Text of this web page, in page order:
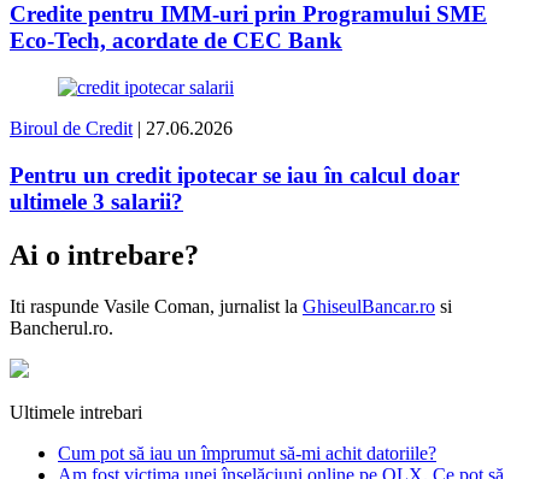
Credite pentru IMM-uri prin Programului SME
Eco-Tech, acordate de CEC Bank
Biroul de Credit | 27.06.2026
Pentru un credit ipotecar se iau în calcul doar
ultimele 3 salarii?
Ai o intrebare?
Iti raspunde Vasile Coman, jurnalist la GhiseulBancar.ro si
Bancherul.ro.
Ultimele intrebari
Cum pot să iau un împrumut să-mi achit datoriile?
Am fost victima unei înșelăciuni online pe OLX. Ce pot să